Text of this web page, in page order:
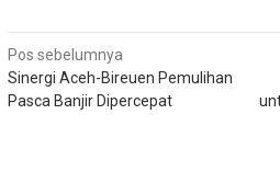
Navigasi
pos
Pos sebelumnya
Sinergi Aceh-Bireuen Pemulihan
Pasca Banjir Dipercepat